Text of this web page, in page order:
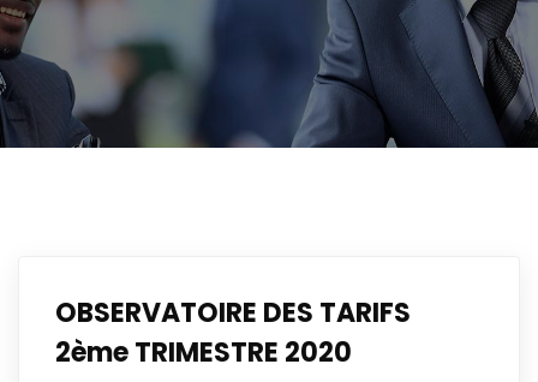
OBSERVATOIRE DES TARIFS
2ème TRIMESTRE 2020